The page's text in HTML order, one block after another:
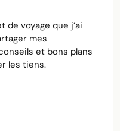
voyage que j’ai
mes
et bons plans
les tiens.